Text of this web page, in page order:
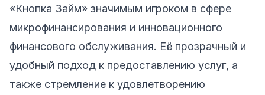
«Кнопка Займ» значимым игроком в сфере
микрофинансирования и инновационного
финансового обслуживания. Её прозрачный и
удобный подход к предоставлению услуг, а
также стремление к удовлетворению